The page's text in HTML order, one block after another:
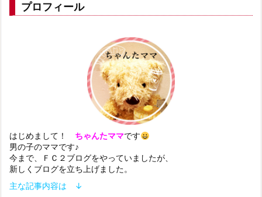
プロフィール
はじめまして！ ちゃんたママです
男の子のママです♪
今まで、ＦＣ２ブログをやっていましたが、
新しくブログを立ち上げました。
主な記事内容は ↓